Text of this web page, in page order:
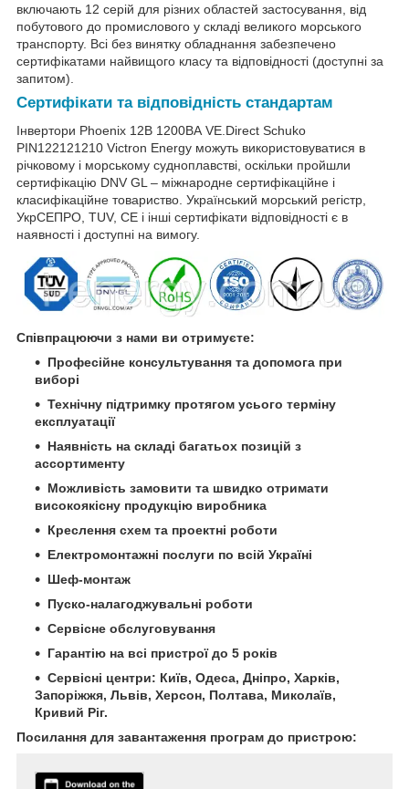
включають 12 серій для різних областей застосування, від
побутового до промислового у складі великого морського
транспорту. Всі без винятку обладнання забезпечено
сертифікатами найвищого класу та відповідності (доступні за
запитом).
Сертифікати та відповідність стандартам
Інвертори Phoenix 12В 1200ВА VE.Direct Schuko
PIN122121210 Victron Energy можуть використовуватися в
річковому і морському судноплавстві, оскільки пройшли
сертифікацію DNV GL – міжнародне сертифікаційне і
класифікаційне товариство. Український морський регістр,
УкрСЕПРО, TUV, CE і інші сертифікати відповідності є в
наявності і доступні на вимогу.
Співпрацюючи з нами ви отримуєте:
Професійне консультування та допомога при
виборі
Технічну підтримку протягом усього терміну
експлуатації
Наявність на складі багатьох позицій з
ассортименту
Можливість замовити та швидко отримати
високоякісну продукцію виробника
Креслення схем та проектні роботи
Електромонтажні послуги по всій Україні
Шеф-монтаж
Пуско-налагоджувальні роботи
Сервісне обслуговування
Гарантію на всі пристрої до 5 років
Сервісні центри: Київ, Одеса, Дніпро, Харків,
Запоріжжя, Львів, Херсон, Полтава, Миколаїв,
Кривий Ріг.
Посилання для завантаження програм до пристрою: